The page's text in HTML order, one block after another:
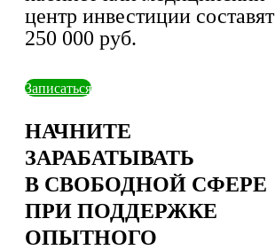
центр инвестиции составят
250 000 руб.
Записаться
НАЧНИТЕ
ЗАРАБАТЫВАТЬ
В СВОБОДНОЙ СФЕРЕ
ПРИ ПОДДЕРЖКЕ
ОПЫТНОГО